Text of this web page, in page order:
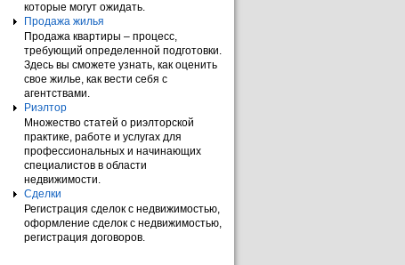
которые могут ожидать.
Продажа жилья
Продажа квартиры – процесс,
требующий определенной подготовки.
Здесь вы сможете узнать, как оценить
свое жилье, как вести себя с
агентствами.
Риэлтор
Множество статей о риэлторской
практике, работе и услугах для
профессиональных и начинающих
специалистов в области
недвижимости.
Сделки
Регистрация сделок с недвижимостью,
оформление сделок с недвижимостью,
регистрация договоров.